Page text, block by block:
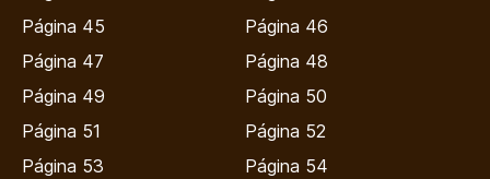
Página 45
Página 46
Página 47
Página 48
Página 49
Página 50
Página 51
Página 52
Página 53
Página 54